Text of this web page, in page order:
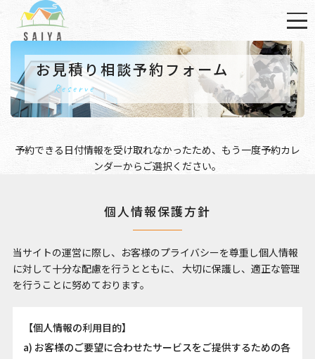
お見積り相談予約フォーム
Reserve
予約できる日付情報を受け取れなかったため、もう一度予約カレ
ンダーからご選択ください。
個人情報保護方針
当サイトの運営に際し、お客様のプライバシーを尊重し個人情報
に対して十分な配慮を行うとともに、 大切に保護し、適正な管理
を行うことに努めております。
【個人情報の利用目的】
a) お客様のご要望に合わせたサービスをご提供するための各